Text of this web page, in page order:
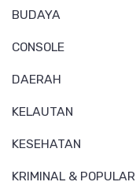
BUDAYA
CONSOLE
DAERAH
KELAUTAN
KESEHATAN
KRIMINAL & POPULAR